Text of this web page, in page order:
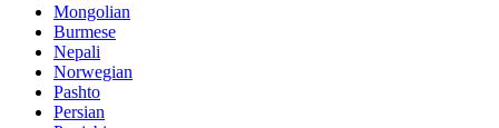
Mongolian
Burmese
Nepali
Norwegian
Pashto
Persian